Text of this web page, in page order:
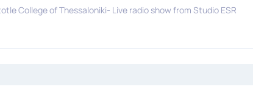
College of Thessaloniki- Live radio show from Studio ESR